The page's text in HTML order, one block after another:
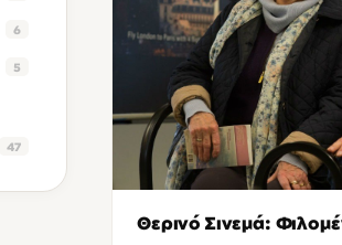
6
5
47
Θερινό Σινεμά: